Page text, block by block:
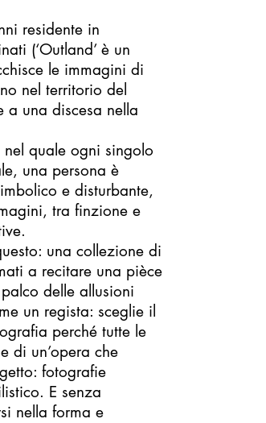
residente in
(‘Outland’ è un
le immagini di
nel territorio del
a una discesa nella
nel quale ogni singolo
una persona è
e disturbante,
tra finzione e
una collezione di
a recitare una pièce
delle allusioni
un regista: sceglie il
perché tutte le
di un’opera che
fotografie
E senza
nella forma e